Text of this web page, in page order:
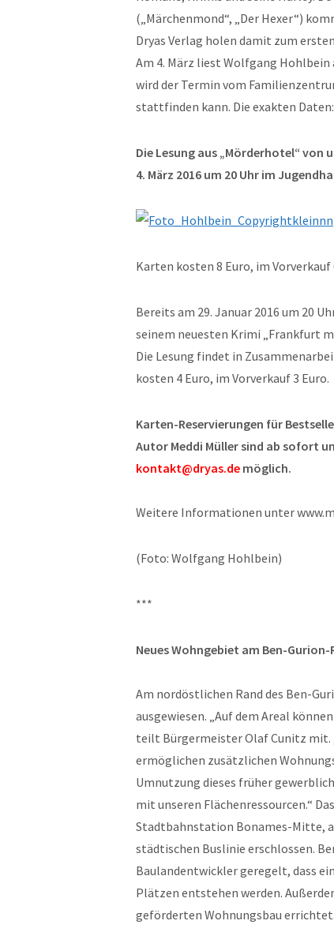
(„Märchenmond“, „Der Hexer“)
Dryas Verlag holen damit zum
Am 4. März liest Wolfgang
wird der Termin vom
stattfinden kann. Die exakten Daten:
Die Lesung aus „Mörderhotel“
4. März 2016 um 20 Uhr im
Karten kosten 8 Euro, im Vorverkauf
Bereits am 29. Januar 2016 um 20
seinem neuesten Krimi „Frankfurt
Die Lesung findet in
kosten 4 Euro, im Vorverkauf 3 Euro.
Karten-Reservierungen für
Autor Meddi Müller sind ab sofort
kontakt@dryas.de möglich.
Weitere Informationen unter
(Foto: Wolfgang Hohlbein)
***
Neues Wohngebiet am Ben-Gurion-
Am nordöstlichen Rand des Ben-
ausgewiesen. „Auf dem Areal
teilt Bürgermeister Olaf Cunitz mit.
ermöglichen zusätzlichen
Umnutzung dieses früher
mit unseren Flächenressourcen.“
Stadtbahnstation Bonames-Mitte,
städtischen Buslinie erschlossen.
Baulandentwickler geregelt, dass
Plätzen entstehen werden.
geförderten Wohnungsbau errichtet.